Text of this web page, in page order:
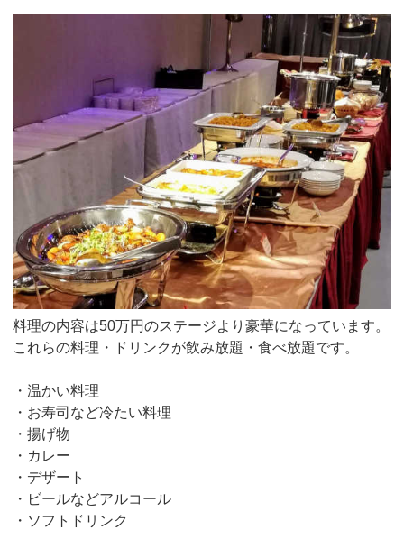
料理の内容は50万円のステージより豪華になっています。
これらの料理・ドリンクが飲み放題・食べ放題です。
・温かい料理
・お寿司など冷たい料理
・揚げ物
・カレー
・デザート
・ビールなどアルコール
・ソフトドリンク